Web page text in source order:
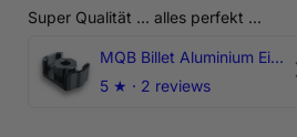
Super Qualität ... alles perfekt ...
MQB Billet Aluminium Einsatz Drehmomentstütze - DOGBONE für Audi RS3, TTRS, RSQ3
5 ★ · 2 reviews